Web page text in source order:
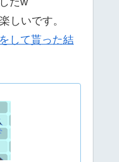
しいです。
して貰った結